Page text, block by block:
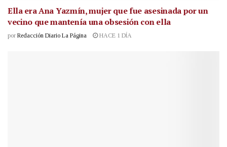
Ella era Ana Yazmín, mujer que fue asesinada por un
vecino que mantenía una obsesión con ella
por Redacción Diario La Página HACE 1 DÍA